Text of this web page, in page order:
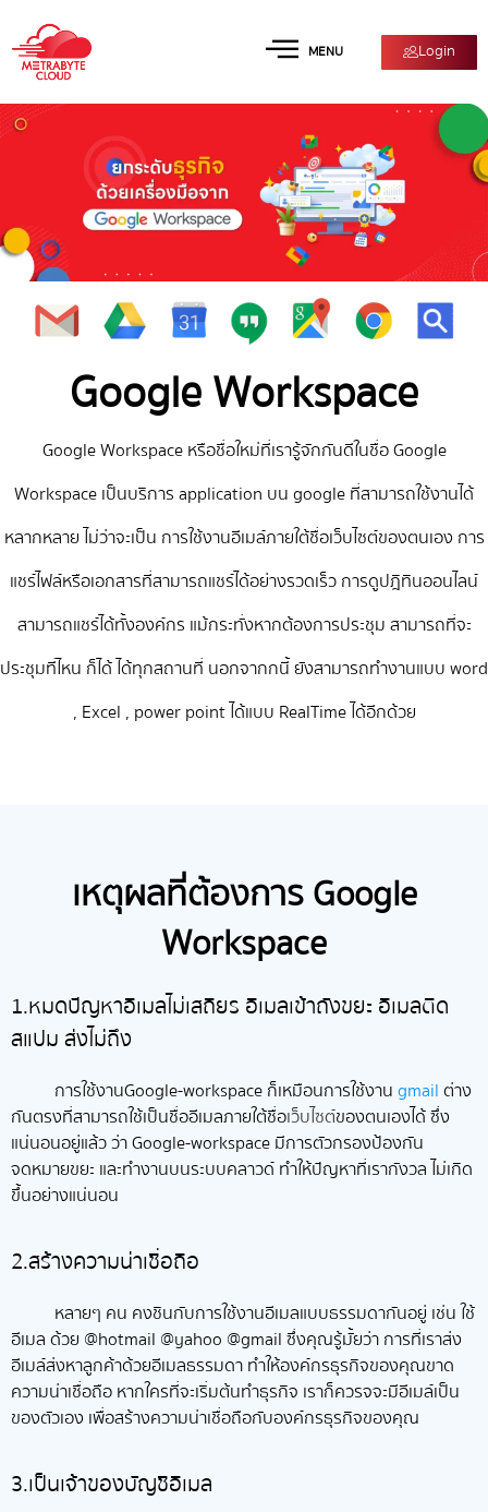
MENU Login
Google Workspace
Google Workspace หรือชื่อใหม่ที่เรารู้จักกันดีในชื่อ Google
Workspace เป็นบริการ application บน google ที่สามารถใช้งานได้
หลากหลาย ไม่ว่าจะเป็น การใช้งานอีเมล์ภายใต้ชื่อเว็บไซต์ของตนเอง การ
แชร์ไฟล์หรือเอกสารที่สามารถแชร์ได้อย่างรวดเร็ว การดูปฎิทินออนไลน์
สามารถแชร์ได้ทั้งองค์กร แม้กระทั่งหากต้องการประชุม สามารถที่จะ
ประชุมที่ไหน ก็ได้ ได้ทุกสถานที่ นอกจากกนี้ ยังสามารถทำงานแบบ word
, Excel , power point ได้แบบ RealTime ได้อีกด้วย
เหตุผลที่ต้องการ Google
Workspace
1.หมดปัญหาอีเมลไม่เสถียร อีเมลเข้าถังขยะ อีเมลติด
สแปม ส่งไม่ถึง
การใช้งานGoogle-workspace ก็เหมือนการใช้งานgmailต่าง
กันตรงที่สามารถใช้เป็นชื่ออีเมลภายใต้ชื่อเว็บไซต์ของตนเองได้ ซึ่ง
แน่นอนอยู่แล้ว ว่า Google-workspace มีการตัวกรองป้องกัน
จดหมายขยะ และทำงานบนระบบคลาวด์ ทำให้ปัญหาที่เรากังวล ไม่เกิด
ขึ้นอย่างแน่นอน
2.สร้างความน่าเชื่อถือ
หลายๆ คน คงชินกับการใช้งานอีเมลแบบธรรมดากันอยู่ เช่น ใช้
อีเมล ด้วย @hotmail @yahoo @gmail ซึ่งคุณรู้มั้ยว่า การที่เราส่ง
อีเมล์ส่งหาลูกค้าด้วยอีเมลธรรมดา ทำให้องค์กรธุรกิจของคุณขาด
ความน่าเชื่อถือ หากใครที่จะเริ่มต้นทำธุรกิจ เราก็ควรจจะมีอีเมล์เป็น
ของตัวเอง เพื่อสร้างความน่าเชื่อถือกับองค์กรธุรกิจของคุณ
3.เป็นเจ้าของบัญชีอีเมล